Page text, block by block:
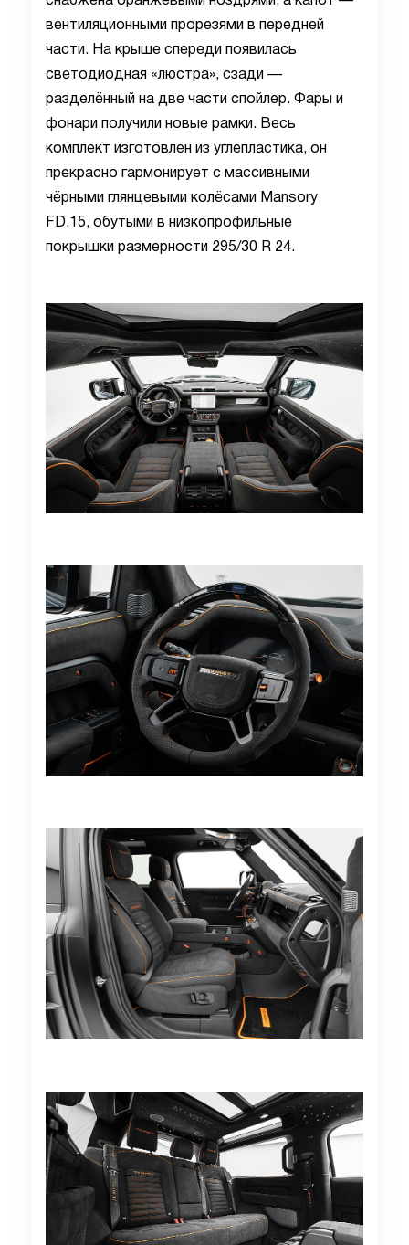
вентиляционными прорезями в передней
части. На крыше спереди появилась
светодиодная «люстра», сзади —
разделённый на две части спойлер. Фары и
фонари получили новые рамки. Весь
комплект изготовлен из углепластика, он
прекрасно гармонирует с массивными
чёрными глянцевыми колёсами Mansory
FD.15, обутыми в низкопрофильные
покрышки размерности 295/30 R 24.